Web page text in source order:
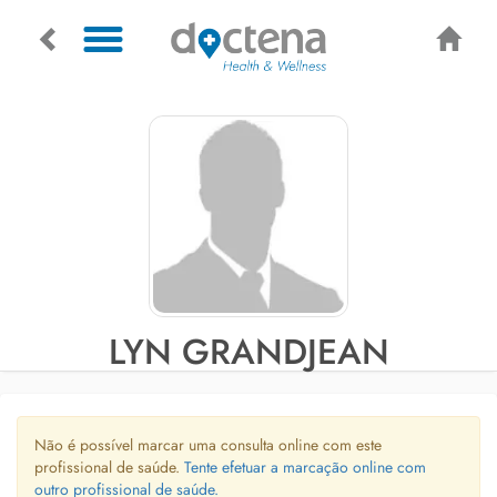
LYN GRANDJEAN
Não é possível marcar uma consulta online com este
profissional de saúde. Tente efetuar a marcação online com
outro profissional de saúde.